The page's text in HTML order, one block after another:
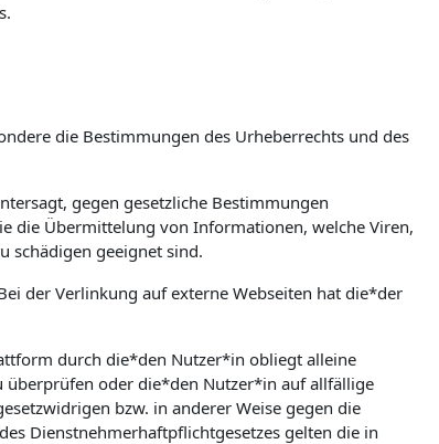
die Bestimmungen des Urheberrechts und des
gegen gesetzliche Bestimmungen
die Übermittelung von Informationen, welche Viren,
schädigen geeignet sind.
der Verlinkung auf externe Webseiten hat die*der
durch die*den Nutzer*in obliegt alleine
überprüfen oder die*den Nutzer*in auf allfällige
bzw. in anderer Weise gegen die
Dienstnehmerhaftpflichtgesetzes gelten die in